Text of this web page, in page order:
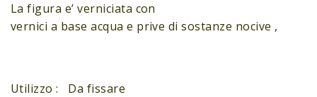
La figura e’ verniciata con
vernici a base acqua e prive di sostanze nocive ,
Utilizzo : Da fissare